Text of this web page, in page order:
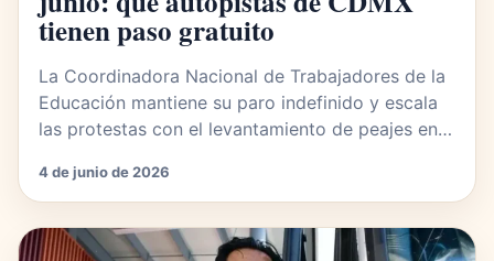
tienen paso gratuito
La Coordinadora Nacional de Trabajadores de la
Educación mantiene su paro indefinido y escala
las protestas con el levantamiento de peajes en…
4 de junio de 2026